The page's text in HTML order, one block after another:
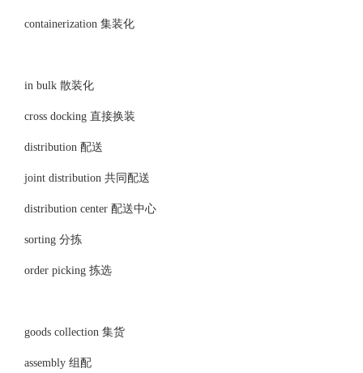
containerization 集装化
in bulk 散装化
cross docking 直接换装
distribution 配送
joint distribution 共同配送
distribution center 配送中心
sorting 分拣
order picking 拣选
goods collection 集货
assembly 组配